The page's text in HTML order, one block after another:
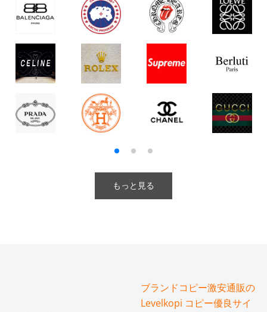
もっと見る
ブランドコピー激安通販の
Levelkopi コピー優良サイ